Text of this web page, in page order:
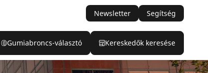
Newsletter Segítség
Gumiabroncs-választó Kereskedők keresése